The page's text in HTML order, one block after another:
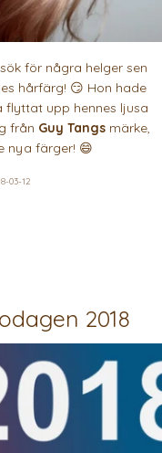
för några helger sen
hårfärg! 😏 Hon hade
upp hennes ljusa
från Guy Tangs märke,
nya färger! 😄
03-12
2018